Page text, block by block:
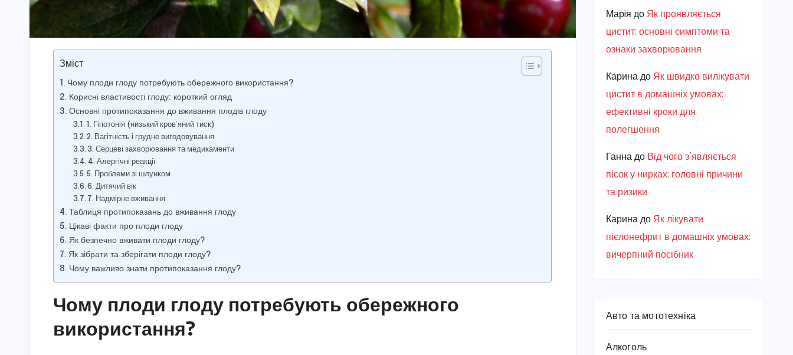
Зміст
Чому плоди глоду потребують обережного використання?
Корисні властивості глоду: короткий огляд
Основні протипоказання до вживання плодів глоду
1. Гіпотонія (низький кров’яний тиск)
2. Вагітність і грудне вигодовування
3. Серцеві захворювання та медикаменти
4. Алергічні реакції
5. Проблеми зі шлунком
6. Дитячий вік
7. Надмірне вживання
Таблиця протипоказань до вживання глоду
Цікаві факти про плоди глоду
Як безпечно вживати плоди глоду?
Як зібрати та зберігати плоди глоду?
Чому важливо знати протипоказання глоду?
Чому плоди глоду потребують обережного
використання?
Марiя до Як проявляється
цистит: основні симптоми та
ознаки захворювання
Каринадо Як швидко вилікувати
цистит в домашніх умовах:
ефективні кроки для
полегшення
Ганнадо Від чого з’являється
пісок у нирках: головні причини
та ризики
Каринадо Як лікувати
пієлонефрит в домашніх умовах:
вичерпний посібник
Авто та мототехніка
Алкоголь